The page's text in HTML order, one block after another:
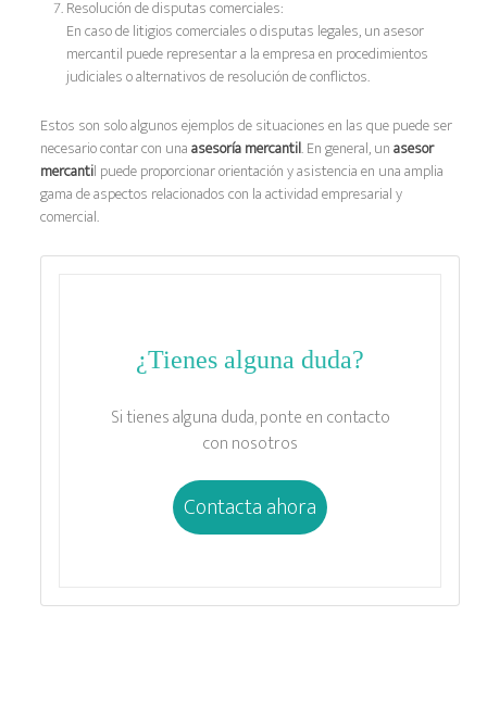
Resolución de disputas comerciales:
En caso de litigios comerciales o disputas legales, un asesor
mercantil puede representar a la empresa en procedimientos
judiciales o alternativos de resolución de conflictos.
Estos son solo algunos ejemplos de situaciones en las que puede ser
necesario contar con unaasesoría mercantil. En general, unasesor
mercantil puede proporcionar orientación y asistencia en una amplia
gama de aspectos relacionados con la actividad empresarial y
comercial.
¿Tienes alguna duda?
Si tienes alguna duda, ponte en contacto
con nosotros
Contacta ahora